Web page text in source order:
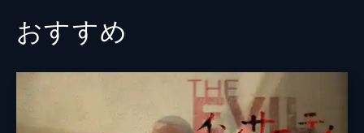
おすすめ